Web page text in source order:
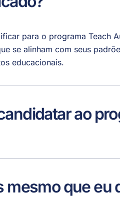
para o programa Teach
se alinham com seus
educacionais.
ao
que eu